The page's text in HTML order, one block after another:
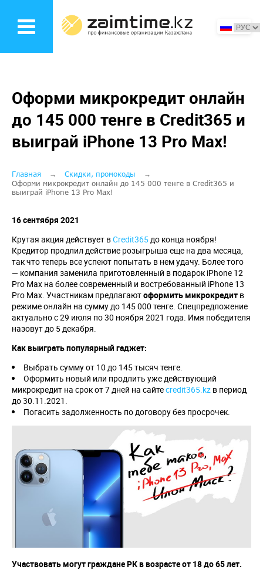
основному
Оформи микрокредит онлайн
до 145 000 тенге в Credit365 и
выиграй iPhone 13 Pro Max!
Строка
навигации
Главная
Скидки, промокоды
Оформи микрокредит онлайн до 145 000 тенге в Credit365 и
выиграй iPhone 13 Pro Max!
16 сентября 2021
Крутая акция действует вCredit365до конца ноября!
Кредитор продлил действие розыгрыша еще на два месяца,
так что теперь все успеют попытать в нем удачу. Более того
— компания заменила приготовленный в подарок iPhone 12
Pro Max на более современный и востребованный iPhone 13
Pro Max. Участникам предлагаютоформить микрокредит в
режиме онлайн на сумму до 145 000 тенге. Спецпредложение
актуально с 29 июля по 30 ноября 2021 года. Имя победителя
назовут до 5 декабря.
Как выиграть популярный гаджет:
Выбрать сумму от 10 до 145 тысяч тенге.
Оформить новый или продлить уже действующий
микрокредит на срок от 7 дней на сайтеcredit365.kz в период
до 30.11.2021.
Погасить задолженность по договору без просрочек.
Участвовать могут граждане РК в возрасте от 18 до 65 лет.